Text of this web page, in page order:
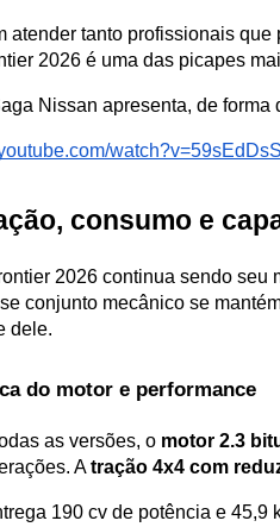
atender tanto profissionais
2026 é uma das picapes
Nissan apresenta, de
consumo e
2026 continua sendo
conjunto mecânico se
dele.
do motor e performance
as versões, o motor 2.3
A tração 4x4 com
190 cv de potência e